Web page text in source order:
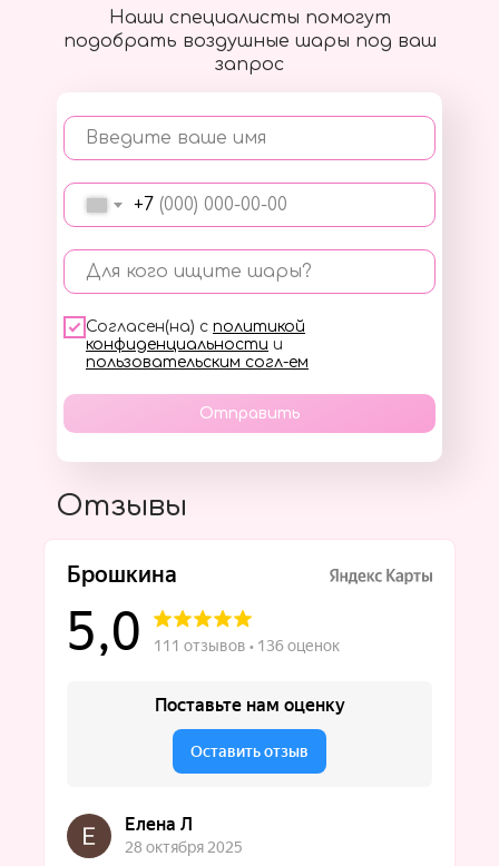
Наши специалисты помогут
подобрать воздушные шары под ваш
запрос
Введите ваше имя
+7
Для кого ищите шары?
Согласен(на) с политикой
конфиденциальности и
пользовательским согл-ем
Отправить
Отзывы